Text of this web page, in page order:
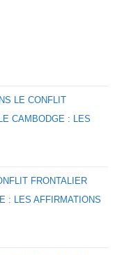
LE CONFLIT
CAMBODGE : LES
FRONTALIER
: LES AFFIRMATIONS